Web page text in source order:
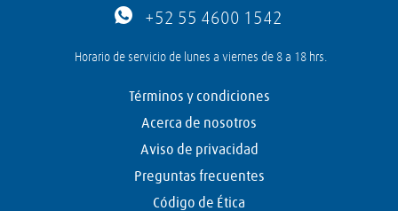
+52 55 4600 1542
Horario de servicio de lunes a viernes de 8 a 18 hrs.
Términos y condiciones
Acerca de nosotros
Aviso de privacidad
Preguntas frecuentes
Código de Ética